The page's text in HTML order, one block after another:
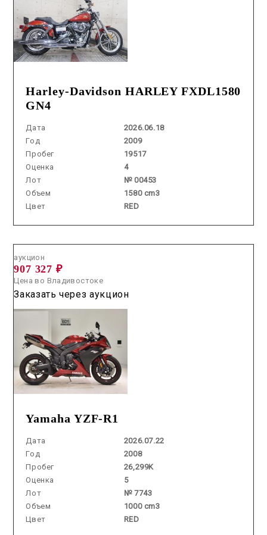
Harley-Davidson HARLEY FXDL1580
GN4
Дата
2026.06.18
Год
2009
Пробег
19517
Оценка
4
Лот
№ 00453
Объем
1580 cm3
Цвет
RED
Yamaha YZF-R1
Дата
2026.07.22
Год
2008
Пробег
26,299K
Оценка
5
Лот
№ 7743
Объем
1000 cm3
Цвет
RED
аукцион
907 327 ₽
Цена во Владивостоке
Заказать через аукцион